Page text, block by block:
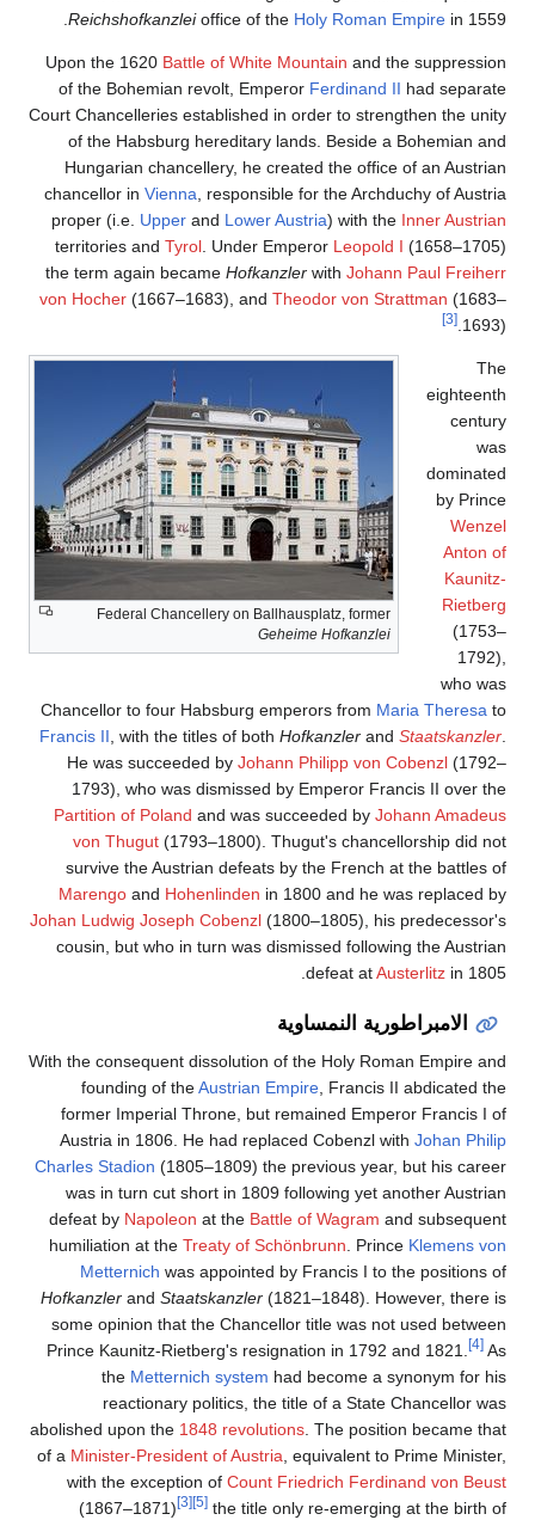
Reichshofkanzleioffice of the Holy Roman Empire in 1559.
Upon the 1620 Battle of White Mountain and the suppression
of the Bohemian revolt, Emperor Ferdinand II had separate
Court Chancelleries established in order to strengthen the unity
of the Habsburg hereditary lands. Beside a Bohemian and
Hungarian chancellery, he created the office of an Austrian
chancellor in Vienna , responsible for the Archduchy of Austria
proper (i.e. Upper and Lower Austria) with the Inner Austrian
territories and Tyrol . Under Emperor Leopold I (1658–1705)
the term again became Hofkanzler with Johann Paul Freiherr
von Hocher (1667–1683), and Theodor von Strattman (1683–
1693).
[3]
Federal Chancellery on Ballhausplatz, former
Geheime Hofkanzlei
The
eighteenth
century
was
dominated
by Prince
Wenzel
Anton of
Kaunitz-
Rietberg
(1753–
1792),
who was
Chancellor to four Habsburg emperors from Maria Theresa to
Francis II , with the titles of both Hofkanzler and Staatskanzler
He was succeeded by Johann Philipp von Cobenzl (1792–
1793), who was dismissed by Emperor Francis II over the
Partition of Poland and was succeeded by Johann Amadeus
von Thugut (1793–1800). Thugut's chancellorship did not
survive the Austrian defeats by the French at the battles of
Marengo and Hohenlinden in 1800 and he was replaced by
Johan Ludwig Joseph Cobenzl (1800–1805), his predecessor's
cousin, but who in turn was dismissed following the Austrian
defeat atAusterlitz in 1805.
الامبراطورية النمساوية
With the consequent dissolution of the Holy Roman Empire and
founding of theAustrian Empire, Francis II abdicated the
former Imperial Throne, but remained Emperor Francis I of
Austria in 1806. He had replaced Cobenzl with Johan Philip
Charles Stadion (1805–1809) the previous year, but his career
was in turn cut short in 1809 following yet another Austrian
defeat by Napoleon at the Battle of Wagram and subsequent
humiliation at the Treaty of Schönbrunn. Prince Klemens von
Metternich was appointed by Francis I to the positions of
Hofkanzler and Staatskanzler (1821–1848). However, there is
some opinion that the Chancellor title was not used between
Prince Kaunitz-Rietberg's resignation in 1792 and 1821.
[4] As
the Metternich system had become a synonym for his
reactionary politics, the title of a State Chancellor was
abolished upon the 1848 revolutions. The position became that
of a Minister-President of Austria, equivalent to Prime Minister,
with the exception of Count Friedrich Ferdinand von Beust
(1867–1871)
[3] [5] the title only re-emerging at the birth of